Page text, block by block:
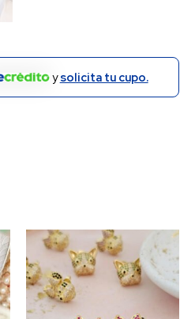
ysolicita tu cupo.